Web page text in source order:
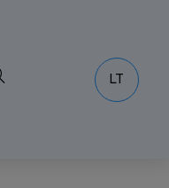
LT